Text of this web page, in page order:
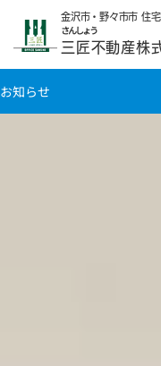
​さんしょう
三匠不動産株
金沢市・野々市市 住
お知らせ